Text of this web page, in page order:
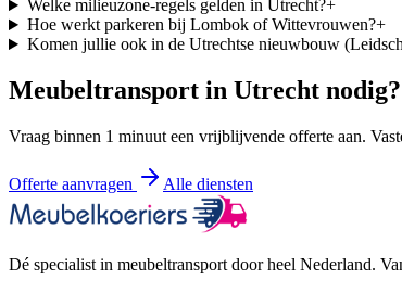
Welke milieuzone-regels gelden in Utrecht?+
Hoe werkt parkeren bij Lombok of Wittevrouwen?+
Komen jullie ook in de Utrechtse nieuwbouw
Meubeltransport in Utrecht nodig?
Vraag binnen 1 minuut een vrijblijvende offerte aan.
Offerte aanvragen Alle diensten
Dé specialist in meubeltransport door heel Nederland.